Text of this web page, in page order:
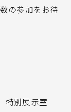
の参加をお待
特別展示室